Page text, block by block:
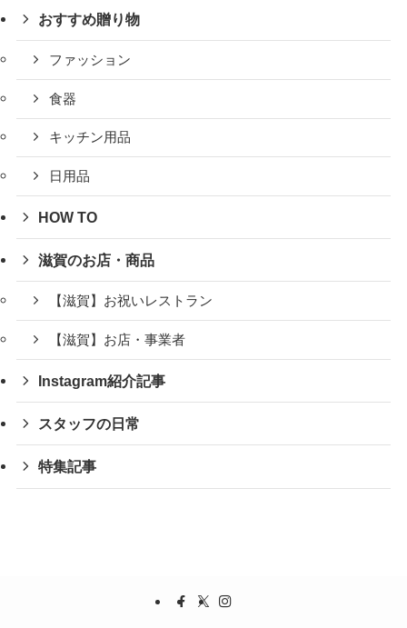
おすすめ贈り物
ファッション
食器
キッチン用品
日用品
HOW TO
滋賀のお店・商品
【滋賀】お祝いレストラン
【滋賀】お店・事業者
Instagram紹介記事
スタッフの日常
特集記事